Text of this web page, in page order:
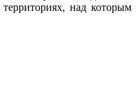
над которым